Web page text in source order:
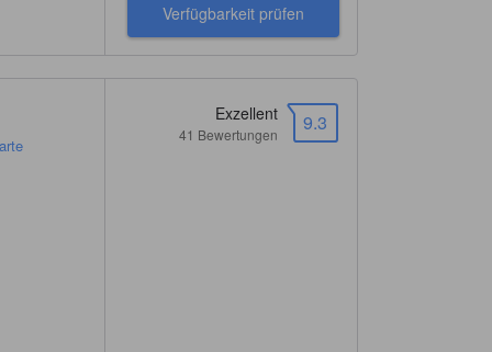
Verfügbarkeit prüfen
9.3
Exzellent
41 Bewertungen